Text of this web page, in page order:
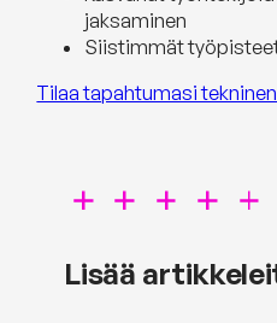
jaksaminen
Siistimmät
Tilaa tapahtumasi
Lisää